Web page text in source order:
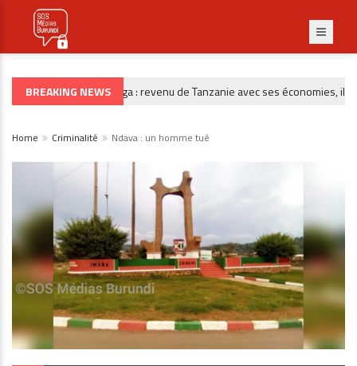
BREAKING NEWS
CRIMINALITÉ Burunga : revenu de Tanzanie avec ses économies, il
Home Criminalité Ndava : un homme tué